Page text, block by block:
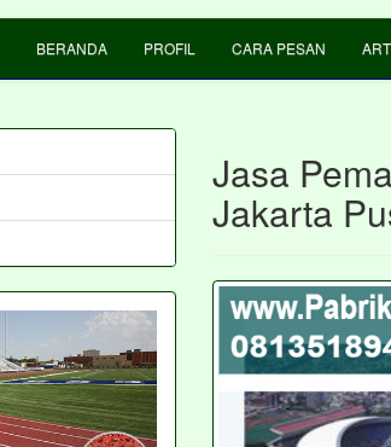
BERANDA PROFIL CARA PESAN
Jasa
Jakarta